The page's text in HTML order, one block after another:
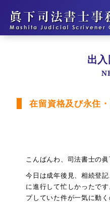
出
在留資格及び永住
こんばんわ、司法書士の眞
今日は成年後見、相続登
に進行して忙しかったで
プしていた件が一気に動